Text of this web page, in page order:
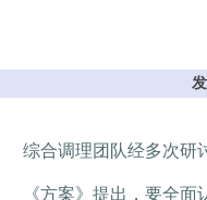
综合调理团队经多次研
《方案》提出，要全面